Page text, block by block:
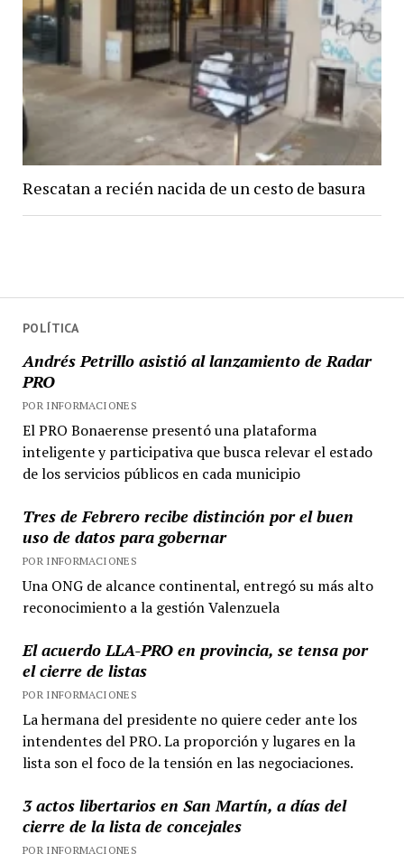
POLÍTICA
Andrés Petrillo asistió al lanzamiento de Radar
PRO
POR INFORMACIONES
El PRO Bonaerense presentó una plataforma
inteligente y participativa que busca relevar el estado
de los servicios públicos en cada municipio
Tres de Febrero recibe distinción por el buen
uso de datos para gobernar
POR INFORMACIONES
Una ONG de alcance continental, entregó su más alto
reconocimiento a la gestión Valenzuela
El acuerdo LLA-PRO en provincia, se tensa por
el cierre de listas
POR INFORMACIONES
La hermana del presidente no quiere ceder ante los
intendentes del PRO. La proporción y lugares en la
lista son el foco de la tensión en las negociaciones.
3 actos libertarios en San Martín, a días del
cierre de la lista de concejales
POR INFORMACIONES
Rescatan a recién nacida de un cesto de basura